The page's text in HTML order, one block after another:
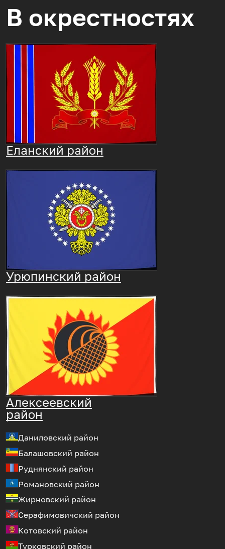
В окрестностях
Еланский район
Урюпинский район
Алексеевский
район
Даниловский район
Балашовский район
Руднянский район
Романовский район
Жирновский район
Серафимовичский район
Котовский район
Турковский район